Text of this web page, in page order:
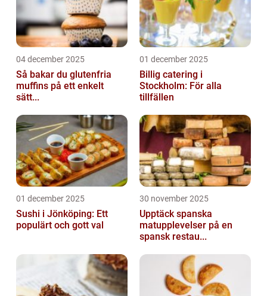
04 december 2025
Så bakar du glutenfria
muffins på ett enkelt
sätt...
01 december 2025
Billig catering i
Stockholm: För alla
tillfällen
01 december 2025
Sushi i Jönköping: Ett
populärt och gott val
30 november 2025
Upptäck spanska
matupplevelser på en
spansk restau...